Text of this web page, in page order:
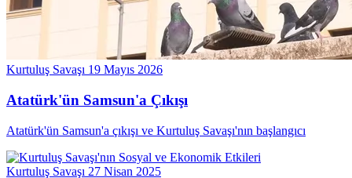
Kurtuluş Savaşı 19 Mayıs 2026
Atatürk'ün Samsun'a Çıkışı
Atatürk'ün Samsun'a çıkışı ve Kurtuluş Savaşı'nın başlangıcı
Kurtuluş Savaşı 27 Nisan 2025